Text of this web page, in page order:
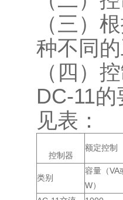
（三）
种不同
（四）
DC-11
见表：
控制器
额定控制
类别
容量（VA
W）